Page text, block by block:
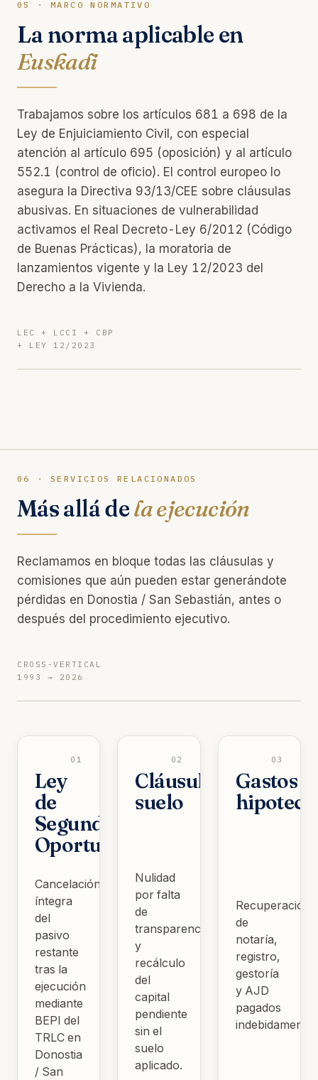
05 · MARCO NORMATIVO
La norma aplicable en
Euskadi
Trabajamos sobre los artículos 681 a 698 de la
Ley de Enjuiciamiento Civil, con especial
atención al artículo 695 (oposición) y al artículo
552.1 (control de oficio). El control europeo lo
asegura la Directiva 93/13/CEE sobre cláusulas
abusivas. En situaciones de vulnerabilidad
activamos el Real Decreto-Ley 6/2012 (Código
de Buenas Prácticas), la moratoria de
lanzamientos vigente y la Ley 12/2023 del
Derecho a la Vivienda.
LEC + LCCI + CBP
+ LEY 12/2023
06 · SERVICIOS RELACIONADOS
Más allá dela ejecución
Reclamamos en bloque todas las cláusulas y
comisiones que aún pueden estar generándote
pérdidas en Donostia / San Sebastián, antes o
después del procedimiento ejecutivo.
CROSS-VERTICAL
1993 → 2026
01
Ley
de
Segunda
Oportunidad
Cancelación
íntegra
del
pasivo
restante
tras la
ejecución
mediante
BEPI del
TRLC en
Donostia
/ San
02
Cláusula
suelo
Nulidad
por falta
de
transparencia
y
recálculo
del
capital
pendiente
sin el
suelo
aplicado.
03
Gastos
Recuperación
de
notaría,
registro,
gestoría
y AJD
pagados
indebidamente.